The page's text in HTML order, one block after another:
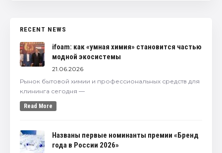
RECENT NEWS
ifoam: как «умная химия» становится частью
модной экосистемы
21.06.2026
Рынок бытовой химии и профессиональных средств для
клининга сегодня —
Read More
Названы первые номинанты премии «Бренд
года в России 2026»